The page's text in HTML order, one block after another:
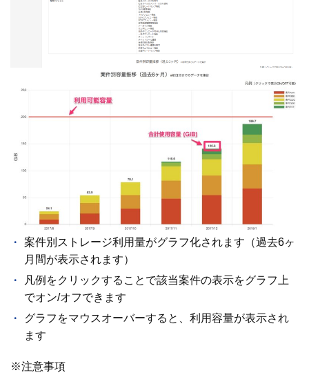
案件別ストレージ利用量がグラフ化されます（過去6ヶ
月間が表示されます）
凡例をクリックすることで該当案件の表示をグラフ上
でオン/オフできます
グラフをマウスオーバーすると、利用容量が表示され
ます
※注意事項